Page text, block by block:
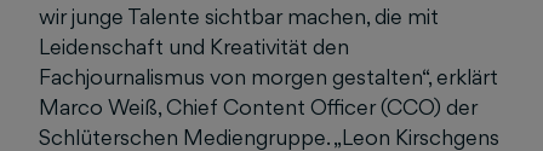
wir junge Talente sichtbar machen, die mit
Leidenschaft und Kreativität den
Fachjournalismus von morgen gestalten“, erklärt
Marco Weiß, Chief Content Officer (CCO) der
Schlüterschen Mediengruppe. „Leon Kirschgens